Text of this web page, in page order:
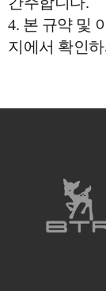
4. 본 규약 및
지에서 확인